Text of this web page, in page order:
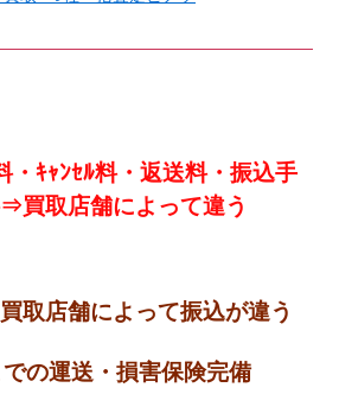
・ｷｬﾝｾﾙ料・返送料・振込手
買取店舗によって違う
取店舗によって振込が違う
の運送・損害保険完備